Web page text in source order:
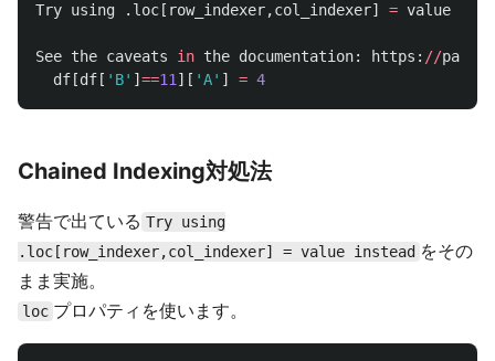
Try using . loc [ row_indexer,col_indexer] = value
See the caveats in the documentation: https : //pandas
df [df [ ' B' ] ==11][ 'A' ] = 4
Chained Indexing対処法
警告で出ている Try using
.loc[row_indexer,col_indexer] = value instead をその
まま実施。
loc プロパティを使います。